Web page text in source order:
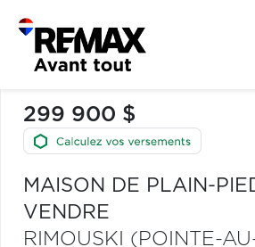
299 900 $
MAISON DE PLAIN-
VENDRE
RIMOUSKI (POINTE-